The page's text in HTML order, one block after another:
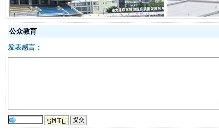
阿坝州三大球赛在茂县开幕 规模
公众教育
发表感言：